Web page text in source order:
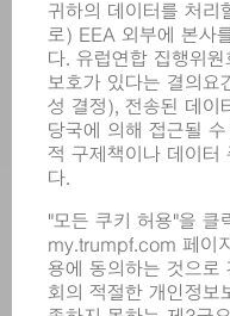
어플리케이션
부문
기업
경력
모집
기업 프로필
이사회
영업 보고서
규정 준수
내부고발자 시스템
보안
보도 자료